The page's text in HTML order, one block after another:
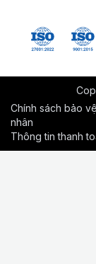
Chính sách bảo
nhân
Thông tin thanh